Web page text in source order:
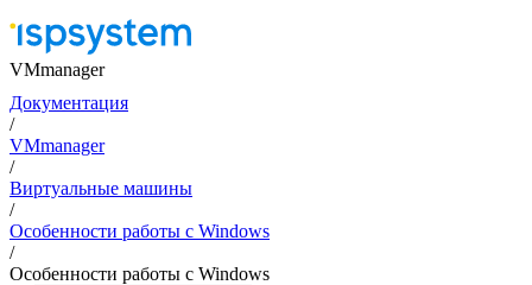
VMmanager
Документация
/
VMmanager
/
Виртуальные машины
/
Особенности работы с Windows
/
Особенности работы с Windows